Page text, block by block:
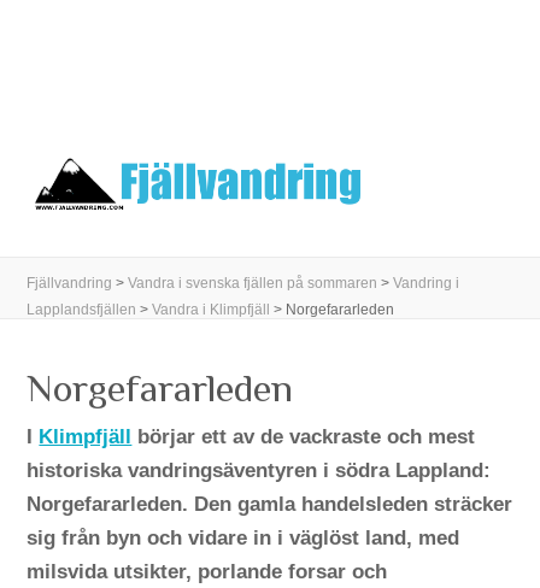
Fjällvandring >Vandra i svenska fjällen på sommaren >Vandring i
Lapplandsfjällen >Vandra i Klimpfjäll > Norgefararleden
Norgefararleden
I Klimpfjäll börjar ett av de vackraste och mest
historiska vandringsäventyren i södra Lappland:
Norgefararleden. Den gamla handelsleden sträcker
sig från byn och vidare in i väglöst land, med
milsvida utsikter, porlande forsar och